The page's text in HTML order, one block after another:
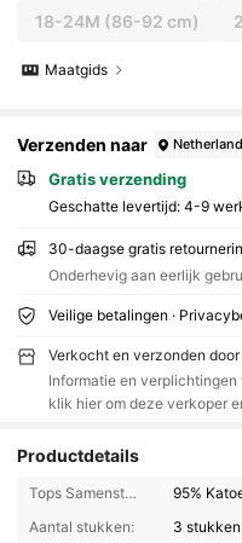
18-24M (86-92 cm)
Maatgids
Verzenden naar
Gratis verzending
Geschatte levertijd: 4-9
30-daagse gratis
Onderhevig aan eerlijk
Veilige betalingen ·
Verkocht en verzonden
Informatie en
klik hier om deze verkoper
Productdetails
Tops Samenstelling:
95%
Aantal stukken:
3